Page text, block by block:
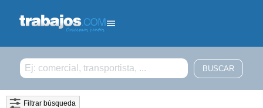
Filtrar búsqueda